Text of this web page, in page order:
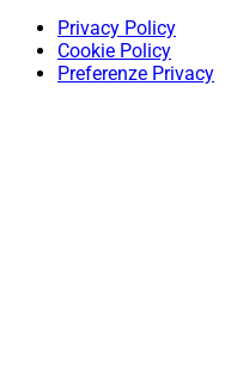
Privacy Policy
Cookie Policy
Preferenze Privacy